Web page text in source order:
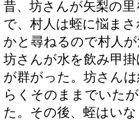
昔、坊さんが矢梨の
で、村人は蛭に悩ま
かと尋ねるので村人
坊さんが水を飲み甲
が群がった。坊さん
らくそのままでいた
た。その後、蛭はい